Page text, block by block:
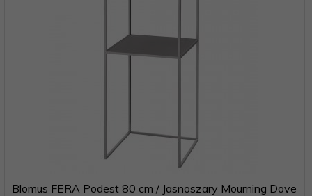
Blomus FERA Podest 80 cm / Jasnoszary Mourning Dove